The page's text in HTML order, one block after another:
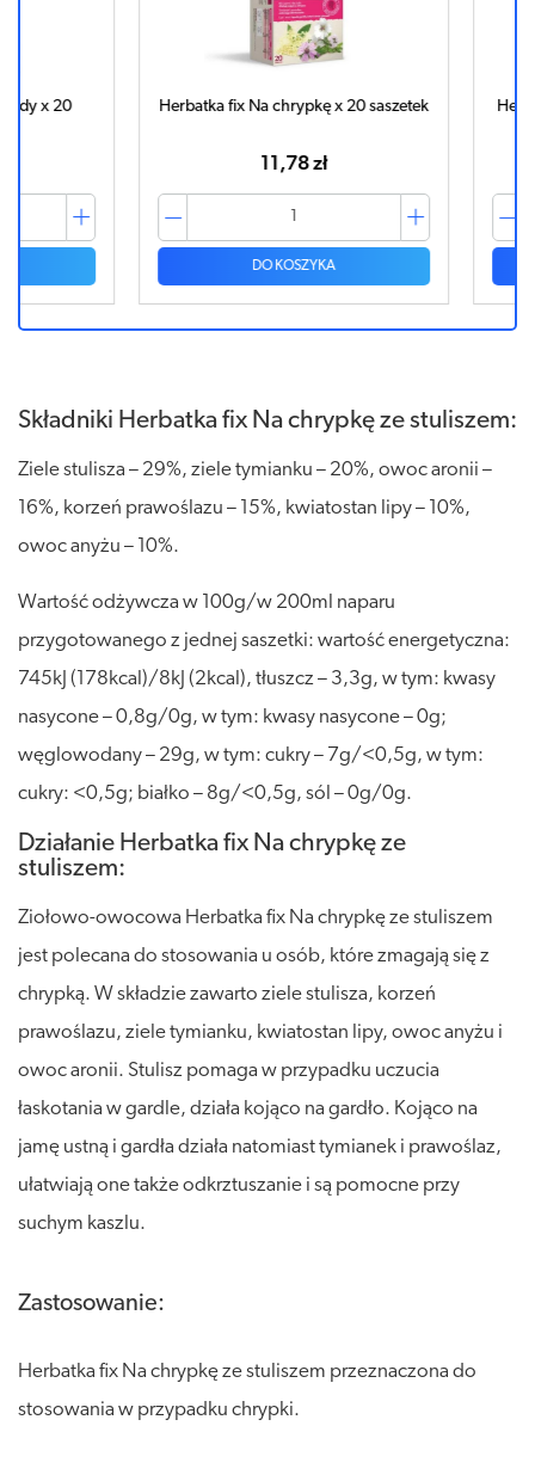
20 Herbatka fix Na chrypkę x 20 saszetek
11,78 zł
DO KOSZYKA
Herbatka
Składniki Herbatka fix Na chrypkę ze stuliszem:
Ziele stulisza – 29%, ziele tymianku – 20%, owoc aronii –
16%, korzeń prawoślazu – 15%, kwiatostan lipy – 10%,
owoc anyżu – 10%.
Wartość odżywcza w 100g/w 200ml naparu
przygotowanego z jednej saszetki: wartość energetyczna:
745kJ (178kcal)/8kJ (2kcal), tłuszcz – 3,3g, w tym: kwasy
nasycone – 0,8g/0g, w tym: kwasy nasycone – 0g;
węglowodany – 29g, w tym: cukry – 7g/<0,5g, w tym:
cukry: <0,5g; białko – 8g/<0,5g, sól – 0g/0g.
Działanie Herbatka fix Na chrypkę ze
stuliszem:
Ziołowo-owocowa Herbatka fix Na chrypkę ze stuliszem
jest polecana do stosowania u osób, które zmagają się z
chrypką. W składzie zawarto ziele stulisza, korzeń
prawoślazu, ziele tymianku, kwiatostan lipy, owoc anyżu i
owoc aronii. Stulisz pomaga w przypadku uczucia
łaskotania w gardle, działa kojąco na gardło. Kojąco na
jamę ustną i gardła działa natomiast tymianek i prawoślaz,
ułatwiają one także odkrztuszanie i są pomocne przy
suchym kaszlu.
Zastosowanie:
Herbatka fix Na chrypkę ze stuliszem przeznaczona do
stosowania w przypadku chrypki.